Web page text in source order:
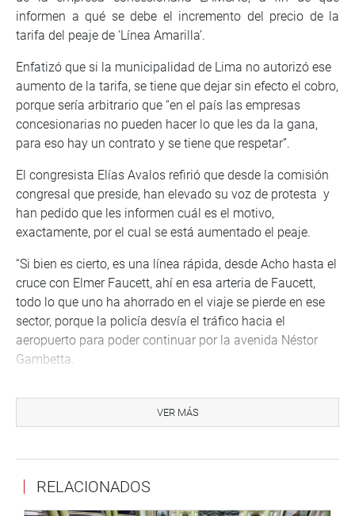
informen a qué se debe el incremento del precio de la
tarifa del peaje de ‘Línea Amarilla’.
Enfatizó que si la municipalidad de Lima no autorizó ese
aumento de la tarifa, se tiene que dejar sin efecto el cobro,
porque sería arbitrario que “en el país las empresas
concesionarias no pueden hacer lo que les da la gana,
para eso hay un contrato y se tiene que respetar”.
El congresista Elías Avalos refirió que desde la comisión
congresal que preside, han elevado su voz de protesta y
han pedido que les informen cuál es el motivo,
exactamente, por el cual se está aumentado el peaje.
“Si bien es cierto, es una línea rápida, desde Acho hasta el
cruce con Elmer Faucett, ahí en esa arteria de Faucett,
todo lo que uno ha ahorrado en el viaje se pierde en ese
sector, porque la policía desvía el tráfico hacia el
aeropuerto para poder continuar por la avenida Néstor
Gambetta.
preguntarle a estas empresas el motivo por el cual han
subido los precios de las tarifas, y al Ministerio de
forma un nudo.
VER MÁS
RELACIONADOS